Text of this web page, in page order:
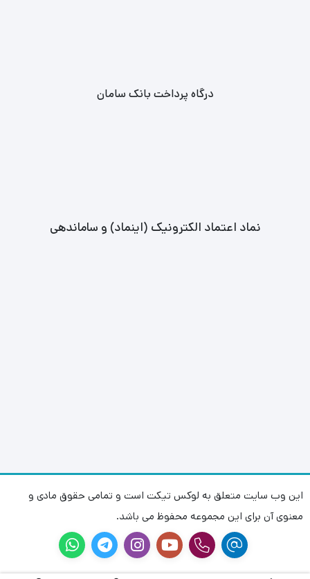
درگاه پرداخت بانک سامان
نماد اعتماد الکترونیک (اینماد) و ساماندهی
این وب سایت متعلق به لوکس تیکت است و تمامی حقوق مادی و
معنوی آن برای این مجموعه محفوظ می باشد.